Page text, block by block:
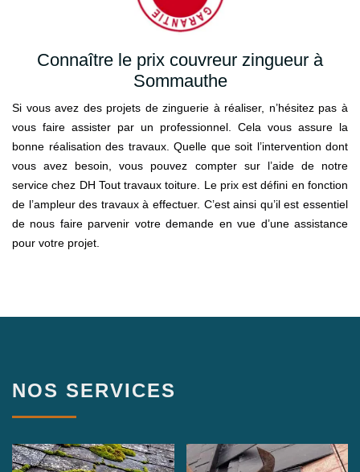
Connaître le prix couvreur zingueur à
Sommauthe
Si vous avez des projets de zinguerie à réaliser, n’hésitez pas à
vous faire assister par un professionnel. Cela vous assure la
bonne réalisation des travaux. Quelle que soit l’intervention dont
vous avez besoin, vous pouvez compter sur l’aide de notre
service chez DH Tout travaux toiture. Le prix est défini en fonction
de l’ampleur des travaux à effectuer. C’est ainsi qu’il est essentiel
de nous faire parvenir votre demande en vue d’une assistance
pour votre projet.
NOS SERVICES